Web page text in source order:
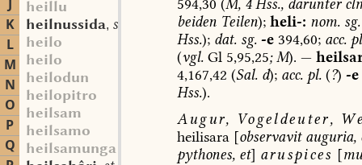
J
K
L
M
N
O
P
Q
heillu
heilnussida, st. f.
heilo
heilo
heilodun
heilopitro
heilsam
heilsamo
heilsamunga
594,30 (M, 4Hss.,darunter
beidenTeilen); heli-: nom.sg.
Hss.); dat.sg. -e394,60; acc.
(vgl.Gl5,95,25;M). —
4,167,42 (Sal.d); acc.pl.(?) -e
Hss.).
Augur, Vogeldeuter,
heilisara[observavitauguria,
pythones,et] aruspices [